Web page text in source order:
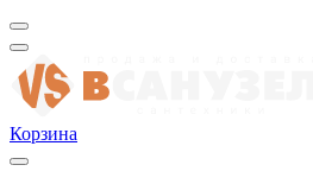
Корзина